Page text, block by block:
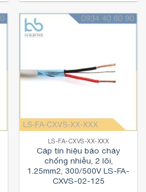
LS-FA-CXVS-XX-XXX
Cáp tín hiệu báo cháy
chống nhiễu, 2 lõi,
1.25mm2, 300/500V LS-FA-
CXVS-02-125